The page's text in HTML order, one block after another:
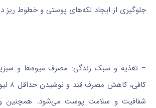
جلوگیری از ایجاد لکه‌های پوستی و خطوط ریز
– تغذیه و سبک زندگی: مصرف میوه‌ها و
شفافیت و سلامت پوست می‌شود. همچنین